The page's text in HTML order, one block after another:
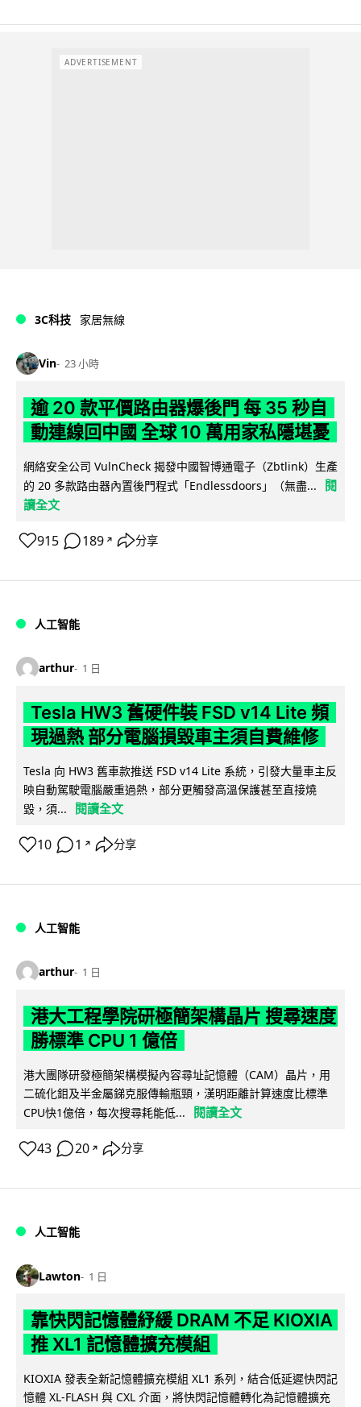
ADVERTISEMENT
3C科技 家居無線
Vin 23 小時
逾 20 款平價路由器爆後門 每 35 秒自
動連線回中國 全球 10 萬用家私隱堪憂
網絡安全公司 VulnCheck 揭發中國智博通電子（Zbtlink）生產
的 20 多款路由器內置後門程式「Endlessdoors」（無盡...
閱
讀全文
915 189 ↗ 分享
人工智能
arthur 1 日
Tesla HW3 舊硬件裝 FSD v14 Lite 頻
現過熱 部分電腦損毀車主須自費維修
Tesla 向 HW3 舊車款推送 FSD v14 Lite 系統，引發大量車主反
映自動駕駛電腦嚴重過熱，部分更觸發高溫保護甚至直接燒
毀，須...
閱讀全文
10 1 ↗ 分享
人工智能
arthur 1 日
港大工程學院研極簡架構晶片 搜尋速度
勝標準 CPU 1 億倍
港大團隊研發極簡架構模擬內容尋址記憶體（CAM）晶片，用
二硫化鉬及半金屬銻克服傳輸瓶頸，漢明距離計算速度比標準
CPU快1億倍，每次搜尋耗能低...
閱讀全文
43 20 ↗ 分享
人工智能
Lawton 1 日
靠快閃記憶體紓緩 DRAM 不足 KIOXIA
推 XL1 記憶體擴充模組
KIOXIA 發表全新記憶體擴充模組 XL1 系列，結合低延遲快閃記
憶體 XL-FLASH 與 CXL 介面，將快閃記憶體轉化為記憶體擴充